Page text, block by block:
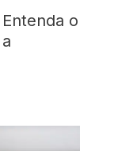
o